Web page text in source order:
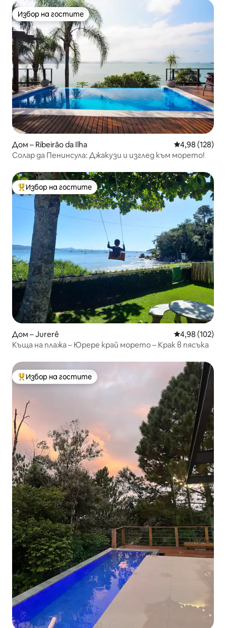
Избор на гостите
Избор на гостите
Дом – Ribeirão da Ilha Средна
4,98 (128)
Солар да Пенинсула: Джакузи и изглед към морето!
Най-популярен избор на гостите
Избор на гостите
Дом – Jurerê Средна
4,98 (102)
Къща на плажа – Юрере край морето – Крак в пясъка
Най-популярен избор на гостите
Избор на гостите